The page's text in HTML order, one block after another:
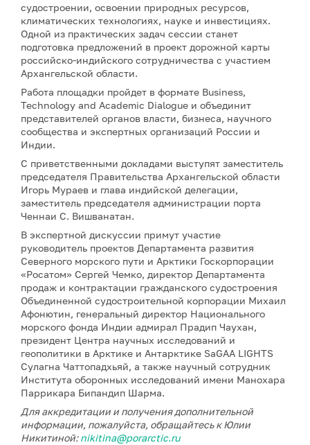
судостроении, освоении природных ресурсов,
климатических технологиях, науке и инвестициях.
Одной из практических задач сессии станет
подготовка предложений в проект дорожной карты
российско-индийского сотрудничества с участием
Архангельской области.
Работа площадки пройдет в формате Business,
Technology and Academic Dialogue и объединит
представителей органов власти, бизнеса, научного
сообщества и экспертных организаций России и
Индии.
С приветственными докладами выступят заместитель
председателя Правительства Архангельской области
Игорь Мураев и глава индийской делегации,
заместитель председателя администрации порта
Ченнаи С. Вишванатан.
В экспертной дискуссии примут участие
руководитель проектов Департамента развития
Северного морского пути и Арктики Госкорпорации
«Росатом» Сергей Чемко, директор Департамента
продаж и контрактации гражданского судостроения
Объединенной судостроительной корпорации Михаил
Афонютин, генеральный директор Национального
морского фонда Индии адмирал Прадип Чаухан,
президент Центра научных исследований и
геополитики в Арктике и Антарктике SaGAA LIGHTS
Сулагна Чаттопадхьяй, а также научный сотрудник
Института оборонных исследований имени Манохара
Паррикара Бипандип Шарма.
Для аккредитации и получения дополнительной
информации, пожалуйста, обращайтесь к Юлии
Никитиной:nikitina@porarctic.ru